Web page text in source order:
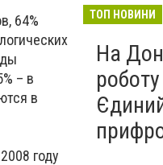
64%
– в
в
году
Вчора
ТОП НОВИНИ
На